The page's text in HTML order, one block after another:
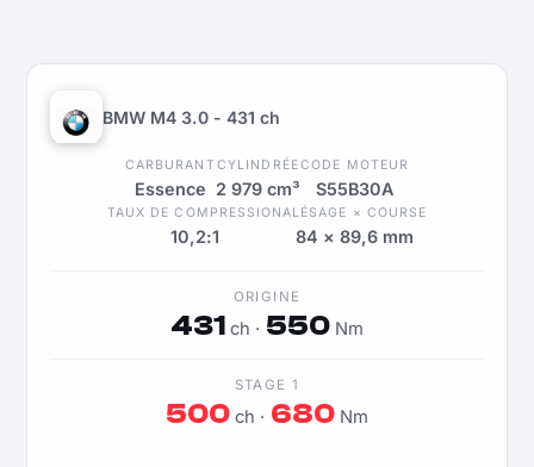
BMW M4 3.0 - 431 ch
CARBURANT
Essence
CYLINDRÉE
2 979 cm³
CODE MOTEUR
S55B30A
TAUX DE COMPRESSION
10,2:1
ALÉSAGE × COURSE
84 × 89,6 mm
ORIGINE
431 ch · 550Nm
STAGE 1
500 ch · 680Nm